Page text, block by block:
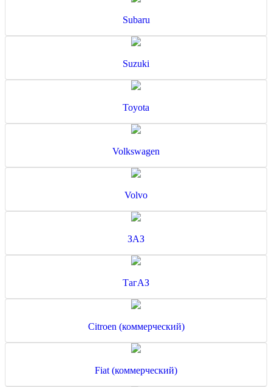
Subaru
Suzuki
Toyota
Volkswagen
Volvo
ЗАЗ
ТагАЗ
Citroen (коммерческий)
Fiat (коммерческий)